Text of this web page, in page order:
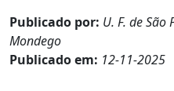
Publicado por: U. F. de São
Mondego
Publicado em: 12-11-2025